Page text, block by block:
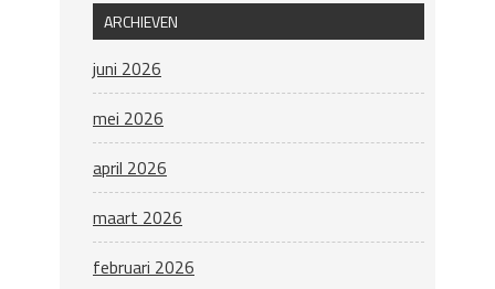
ARCHIEVEN
juni 2026
mei 2026
april 2026
maart 2026
februari 2026